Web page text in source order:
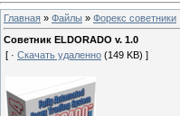
Главная » Файлы » Форекс cоветники
Советник ELDORADO v. 1.0
[ · Скачать удаленно (149 KB) ]